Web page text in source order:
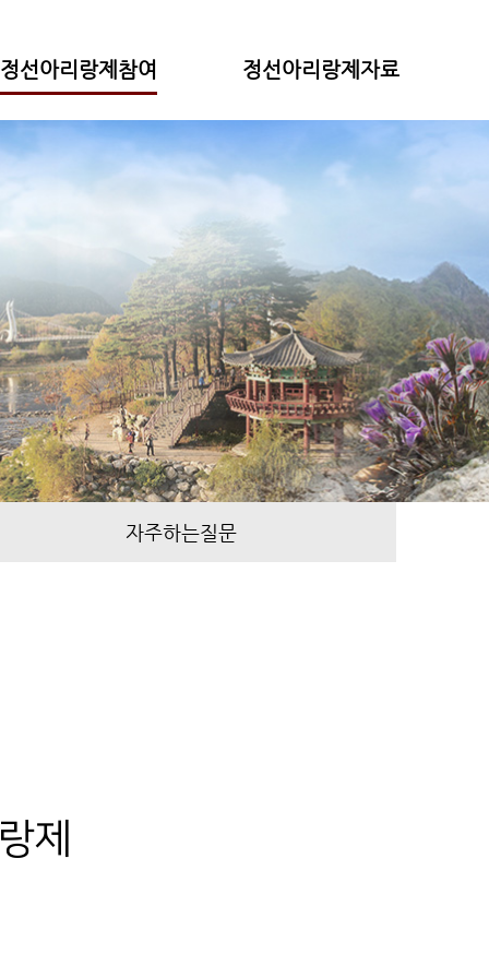
정선아리랑제참여 정선아리랑제자료
자주하는질문
제